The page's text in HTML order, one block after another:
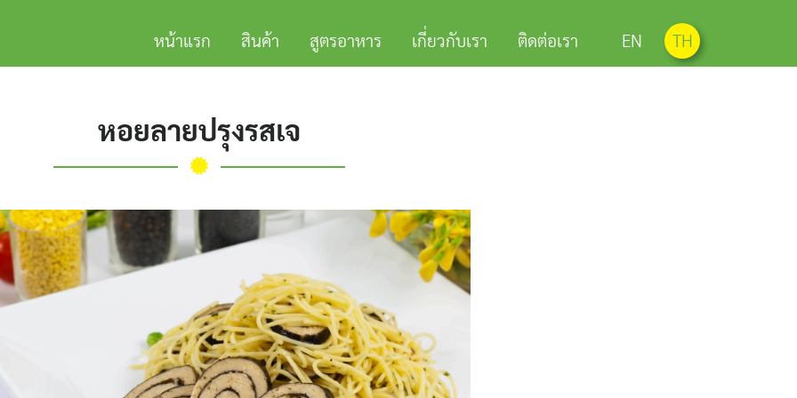
หน้าแรก สินค้า สูตรอาหาร เกี่ยวกับเรา ติดต่อเรา EN TH
หอยลายปรุงรสเจ